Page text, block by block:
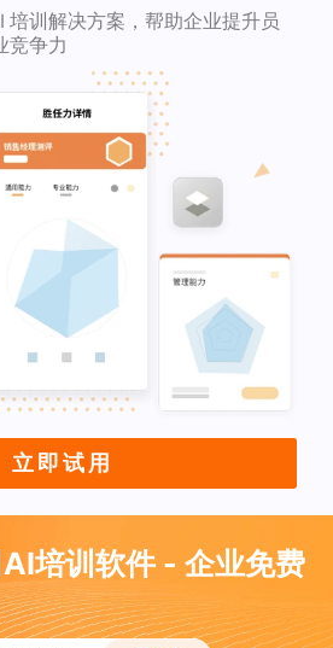
培训解决方案，帮助企业提升员
竞争力
立即试用
培训软件 - 企业免费